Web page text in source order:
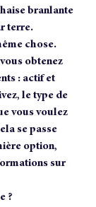
branlante
terre.
chose.
obtenez
: actif et
le type de
vous voulez
se passe
option,
sur
?